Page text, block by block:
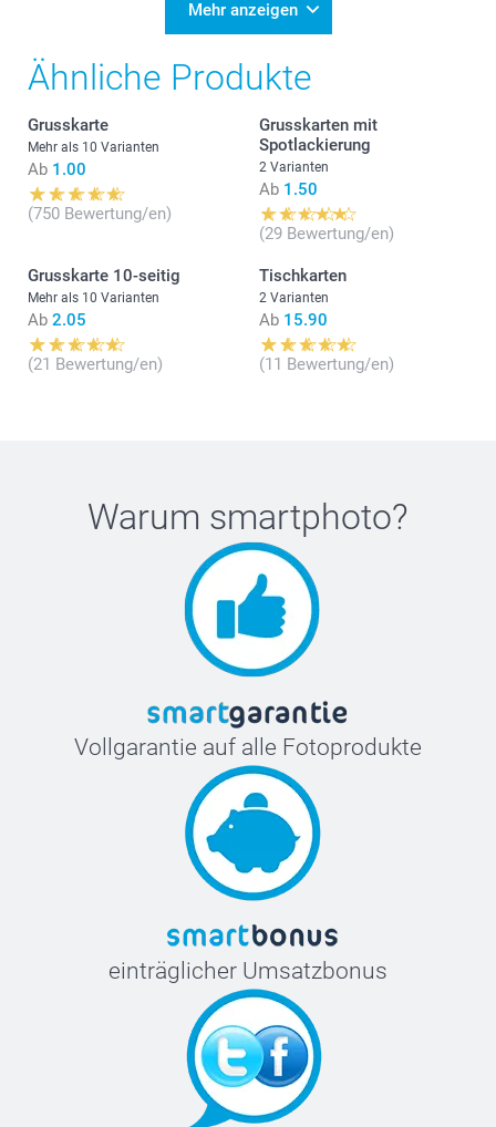
Mehr anzeigen
Ähnliche Produkte
Grusskarte
Mehr als 10 Varianten
Ab 1.00
(750 Bewertung/en)
Grusskarten mit
Spotlackierung
2 Varianten
Ab 1.50
(29 Bewertung/en)
Grusskarte 10-seitig
Mehr als 10 Varianten
Ab 2.05
(21 Bewertung/en)
Tischkarten
2 Varianten
Ab 15.90
(11 Bewertung/en)
Warum smartphoto?
Vollgarantie auf alle Fotoprodukte
einträglicher Umsatzbonus